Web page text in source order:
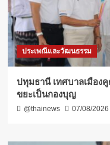
ประเพณีและวัฒนธรรม
ปทุมธานี เทศบาลเมือง
ขยะเป็นกองบุญ
@thainews 07/08/2026